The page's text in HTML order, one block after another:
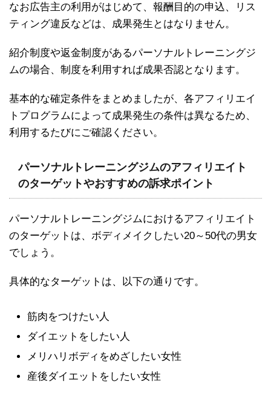
なお広告主の利用がはじめて、報酬目的の申込、リス
ティング違反などは、成果発生とはなりません。
紹介制度や返金制度があるパーソナルトレーニングジ
ムの場合、制度を利用すれば成果否認となります。
基本的な確定条件をまとめましたが、各アフィリエイ
トプログラムによって成果発生の条件は異なるため、
利用するたびにご確認ください。
パーソナルトレーニングジムのアフィリエイト
のターゲットやおすすめの訴求ポイント
パーソナルトレーニングジムにおけるアフィリエイト
のターゲットは、ボディメイクしたい20～50代の男女
でしょう。
具体的なターゲットは、以下の通りです。
筋肉をつけたい人
ダイエットをしたい人
メリハリボディをめざしたい女性
産後ダイエットをしたい女性